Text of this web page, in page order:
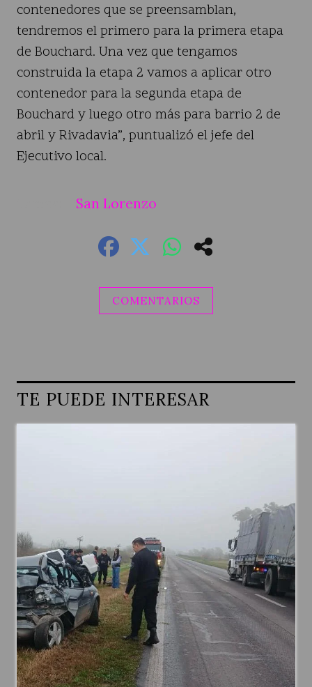
contenedores que se preensamblan,
tendremos el primero para la primera etapa
de Bouchard. Una vez que tengamos
construida la etapa 2 vamos a aplicar otro
contenedor para la segunda etapa de
Bouchard y luego otro más para barrio 2 de
abril y Rivadavia”, puntualizó el jefe del
Ejecutivo local.
San Lorenzo
COMENTARIOS
TE PUEDE INTERESAR